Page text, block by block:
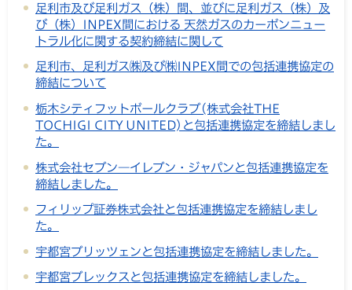
足利市及び足利ガス（株）間、並びに足利ガス（株）及
び（株）INPEX間における 天然ガスのカーボンニュー
トラル化に関する契約締結に関して
足利市、足利ガス㈱及び㈱INPEX間での包括連携協定の
締結について
栃木シティフットボールクラブ(株式会社THE
TOCHIGI CITY UNITED)と包括連携協定を締結しまし
た。
株式会社セブン―イレブン・ジャパンと包括連携協定を
締結しました。
フィリップ証券株式会社と包括連携協定を締結しまし
た。
宇都宮ブリッツェンと包括連携協定を締結しました。
宇都宮ブレックスと包括連携協定を締結しました。